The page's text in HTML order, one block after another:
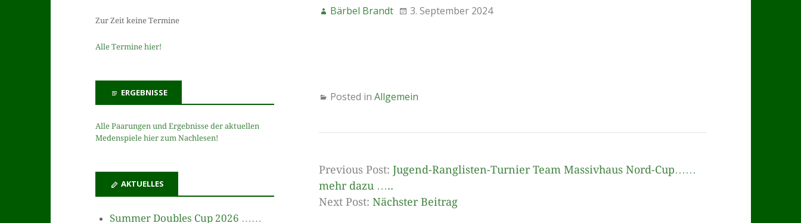
Bärbel Brandt 3. September 2024
Posted in Allgemein
Previous Post: Jugend-Ranglisten-Turnier Team Massivhaus Nord-Cup……
mehr dazu …..
Next Post: Nächster Beitrag
Zur Zeit keine Termine
Alle Termine hier!
ERGEBNISSE
Alle Paarungen und Ergebnisse der aktuellen
Medenspiele hier zum Nachlesen!
AKTUELLES
Summer Doubles Cup 2026 ……